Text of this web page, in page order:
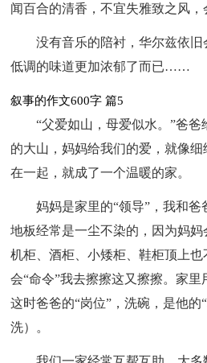
闻百合的清香，不宜失雅致之风，
没有音乐的陪衬，华尔兹依
低调的味道更加浓郁了而已……
叙事的作文600字 篇5
“父爱如山，母爱似水。”爸
的大山，妈妈给我们的爱，就像
在一起，就成了一个温暖的家。
妈妈是家里的“领导”，我和爸
地板经常是一尘不染的，因为妈
机柜、酒柜、小矮柜、鞋柜顶上
会“命令”我去擦擦这又擦擦。家
这时爸爸的“岗位”，洗碗，是他的
洗）。